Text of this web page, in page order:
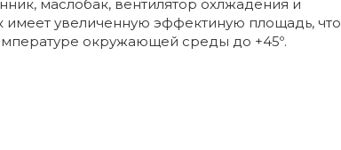
маслобак, вентилятор охлжадения и
увеличенную эффектиную площадь, что
окружающей среды до +45º.